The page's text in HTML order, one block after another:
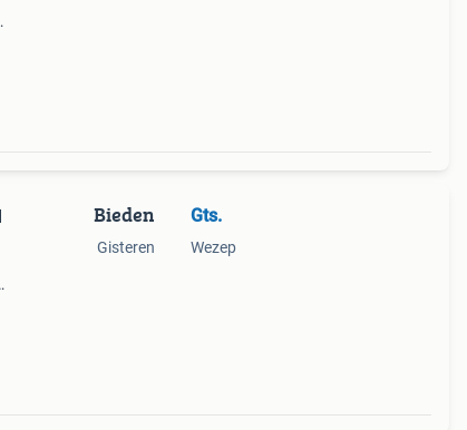
Bieden
Gisteren
Gts.
Wezep